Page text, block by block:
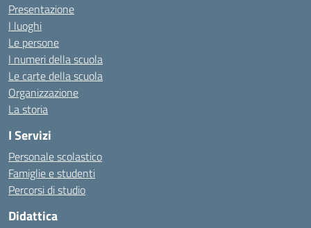
Presentazione
I luoghi
Le persone
I numeri della scuola
Le carte della scuola
Organizzazione
La storia
I Servizi
Personale scolastico
Famiglie e studenti
Percorsi di studio
Didattica